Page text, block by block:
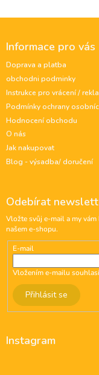
Informace pro vás
Doprava a platba
obchodni podminky
Instrukce pro vrácení /
Podmínky ochrany
Hodnocení obchodu
O nás
Jak nakupovat
Blog - výsadba/ doručení
Odebírat
Vložte svůj e-mail a my
našem e-shopu.
E-mail
Vložením e-mailu
Přihlásit se
Instagram